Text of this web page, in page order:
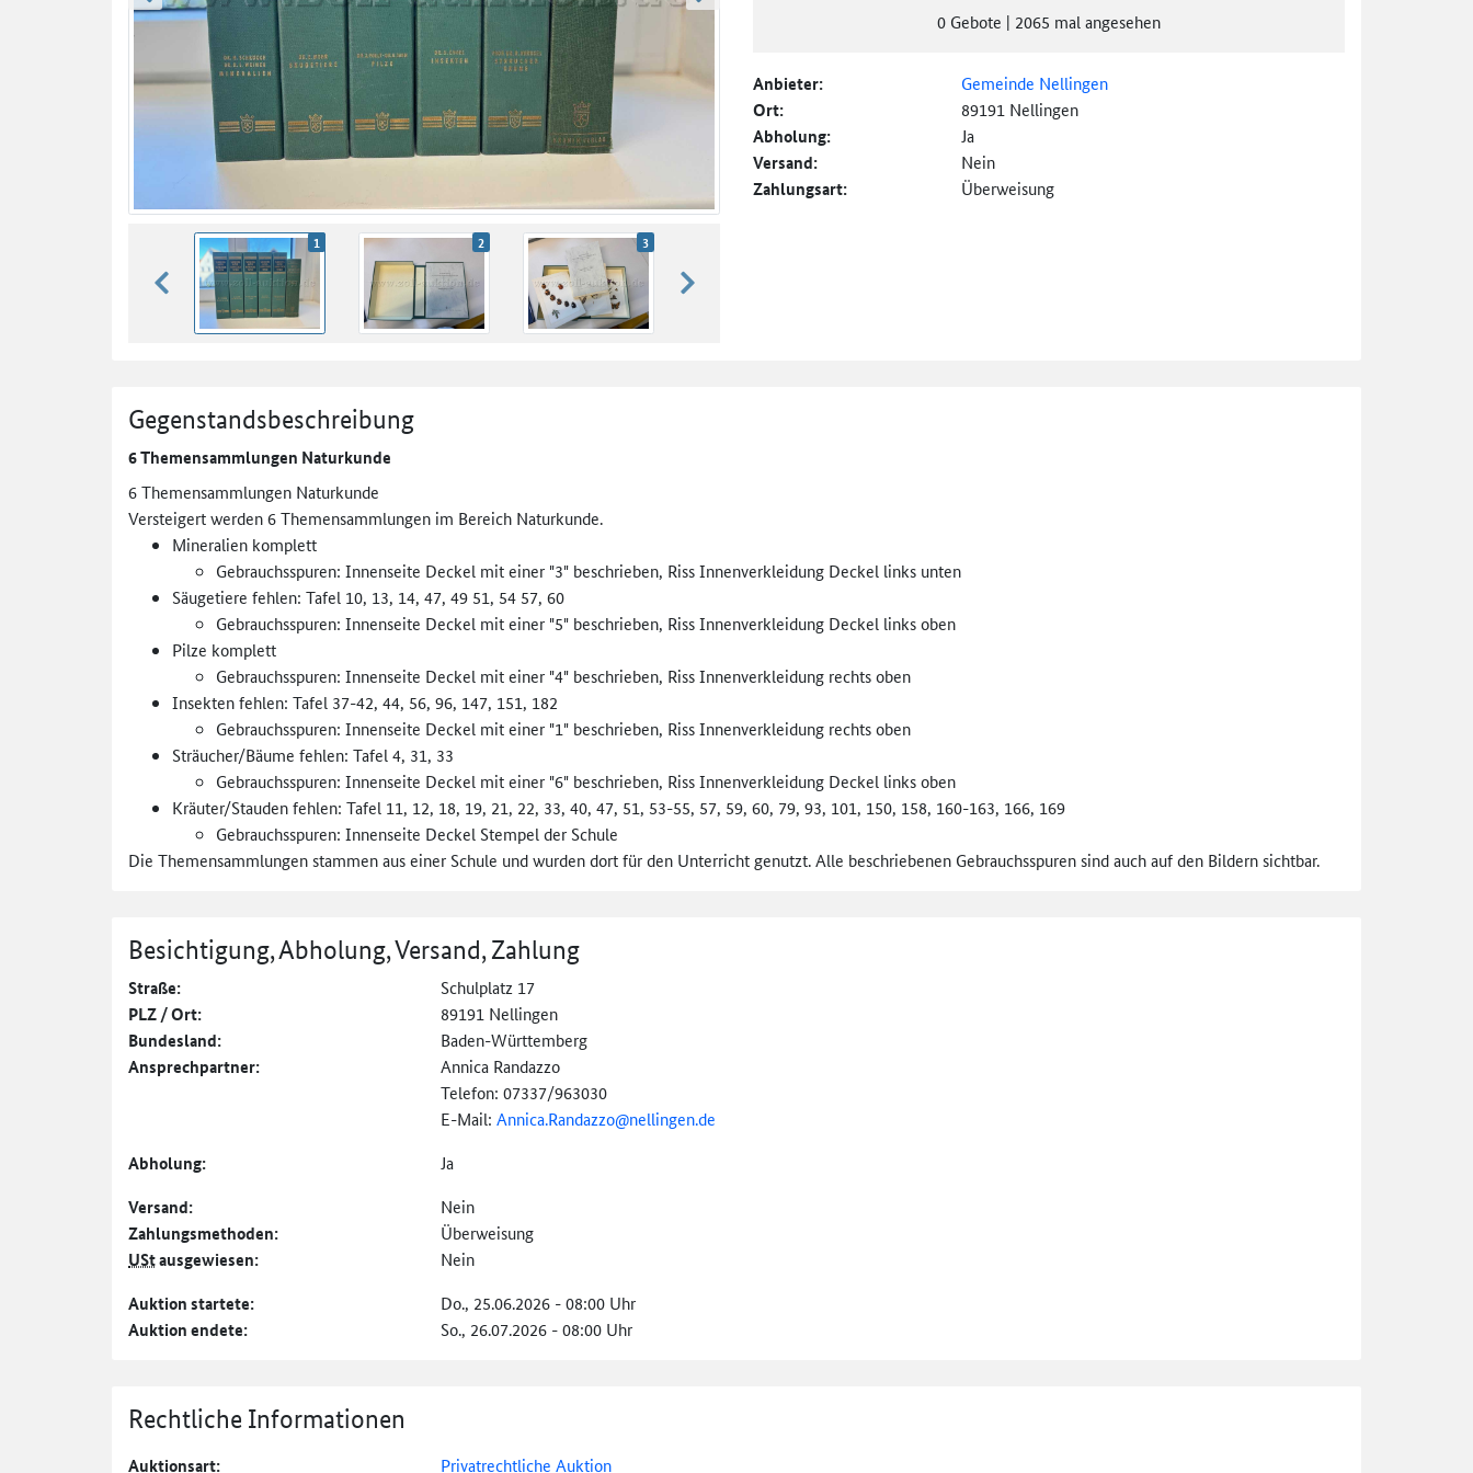
zurück blättern
1 2 3
weiter blättern
0 Gebote | 2065 mal angesehen
Anbieter: Gemeinde Nellingen
Ort: 89191 Nellingen
Abholung: Ja
Versand: Nein
Zahlungsart: Überweisung
Gegenstandsbeschreibung
6 Themensammlungen Naturkunde
6 Themensammlungen Naturkunde
Versteigert werden 6 Themensammlungen im Bereich Naturkunde.
Mineralien komplett
Gebrauchsspuren: Innenseite Deckel mit einer "3" beschrieben, Riss Innenverkleidung Deckel links unten
Säugetiere fehlen: Tafel 10, 13, 14, 47, 49 51, 54 57, 60
Gebrauchsspuren: Innenseite Deckel mit einer "5" beschrieben, Riss Innenverkleidung Deckel links oben
Pilze komplett
Gebrauchsspuren: Innenseite Deckel mit einer "4" beschrieben, Riss Innenverkleidung rechts oben
Insekten fehlen: Tafel 37-42, 44, 56, 96, 147, 151, 182
Gebrauchsspuren: Innenseite Deckel mit einer "1" beschrieben, Riss Innenverkleidung rechts oben
Sträucher/Bäume fehlen: Tafel 4, 31, 33
Gebrauchsspuren: Innenseite Deckel mit einer "6" beschrieben, Riss Innenverkleidung Deckel links oben
Kräuter/Stauden fehlen: Tafel 11, 12, 18, 19, 21, 22, 33, 40, 47, 51, 53-55, 57, 59, 60, 79, 93, 101, 150, 158, 160-163, 166, 169
Gebrauchsspuren: Innenseite Deckel Stempel der Schule
Die Themensammlungen stammen aus einer Schule und wurden dort für den Unterricht genutzt. Alle beschriebenen Gebrauchsspuren sind auch auf den Bildern sichtbar.
Besichtigung, Abholung, Versand, Zahlung
Straße: Schulplatz 17
PLZ / Ort: 89191 Nellingen
Bundesland: Baden-Württemberg
Ansprechpartner:
Annica Randazzo
Telefon: 07337/963030
E-Mail: Annica.Randazzo@nellingen.de
Abholung: Ja
Versand: Nein
Zahlungs­methoden: Überweisung
UStausgewiesen: Nein
Auktion startete: Do., 25.06.2026 - 08:00 Uhr
Auktion endete: So., 26.07.2026 - 08:00 Uhr
Rechtliche Informationen
Auktionsart: Privatrechtliche Auktion